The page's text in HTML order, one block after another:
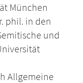
München
phil. in den
und
Allgemeine